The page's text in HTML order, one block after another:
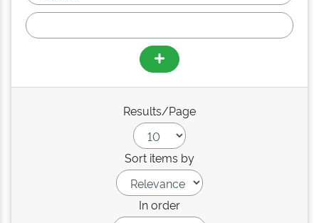
Results/Page
Sort items by
In order